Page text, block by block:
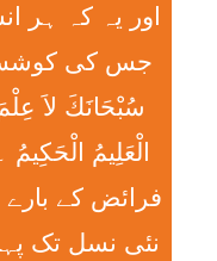
اور یہ کہ ہر
جس کی
سُبْحَانَكَ لاَ عِلْمَ
الْعَلِيمُ
فرائض کے بارے
نئی نسل تک